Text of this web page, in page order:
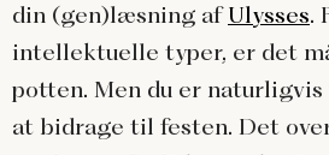
din (gen)læsning af Ulysses.
intellektuelle typer, er det
potten. Men du er naturligvis
at bidrage til festen. Det